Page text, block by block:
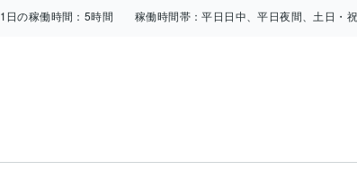
1日の稼働時間： 5時間 稼働時間帯：平日日中、平日夜間、土日・